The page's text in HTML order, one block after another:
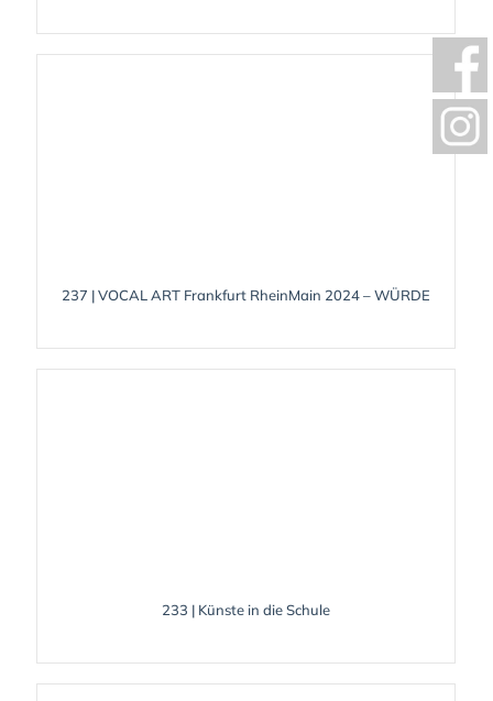
237 | VOCAL ART Frankfurt RheinMain 2024 – WÜRDE
233 | Künste in die Schule